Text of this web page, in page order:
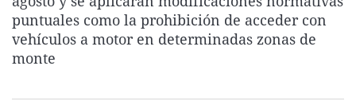
La rosa de los vientos
Gente viajera
Caso
Retornados
Operación Viuda
Extremadura
Galicia
Navarra
Virales
Televisión
puntuales como la prohibición de acceder con
vehículos a motor en determinadas zonas de
monte